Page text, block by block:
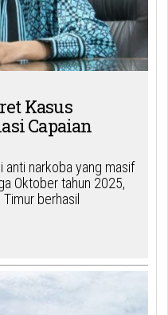
Kasus
Capaian
anti narkoba yang masif
Oktober tahun 2025,
berhasil